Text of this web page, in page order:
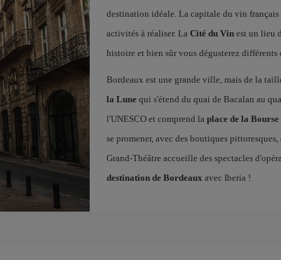
destination idéale. La capitale du vin
activités à réaliser. La Cité du Vinest un lieu
histoire et bien sûr vous dégusterez
Bordeaux est une grande ville, mais de la
la Lunequi s'étend du quai de Bacalan au
l'UNESCO et comprend la place de la Bourse
se promener, avec des boutiques
Grand-Théâtre accueille des spectacles
destination de Bordeaux avec Iberia !